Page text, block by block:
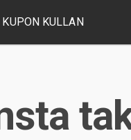
KUPON KULLAN